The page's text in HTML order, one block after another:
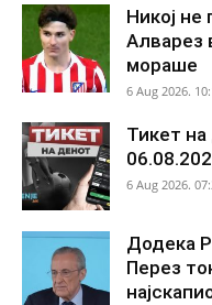
Никој не
Алварез
мораше
6 Aug 2026.
Тикет
6 Aug 2026.
Додека
Перез